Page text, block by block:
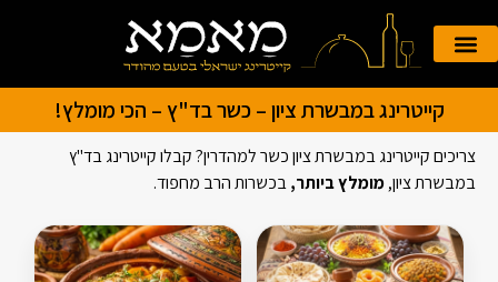
קייטרינג במבשרת ציון – כשר בד"ץ – הכי מומלץ!
צריכים קייטרינג במבשרת ציון כשר למהדרין? קבלו קייטרינג בד"ץ
במבשרת ציון,מומלץ ביותר,בכשרות הרב מחפוד.